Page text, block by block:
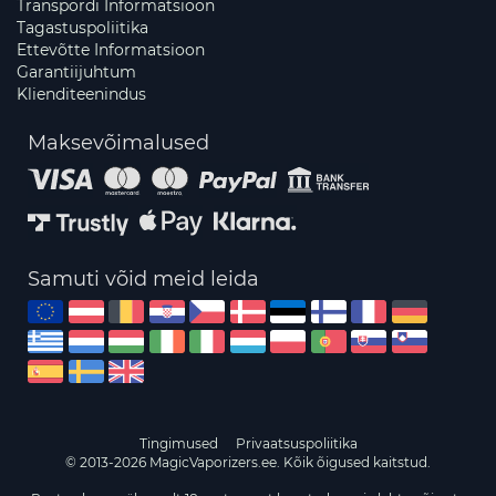
Transpordi Informatsioon
Tagastuspoliitika
Ettevõtte Informatsioon
Garantiijuhtum
Klienditeenindus
Maksevõimalused
Samuti võid meid leida
Tingimused
Privaatsuspoliitika
© 2013-2026 MagicVaporizers.ee. Kõik õigused kaitstud.